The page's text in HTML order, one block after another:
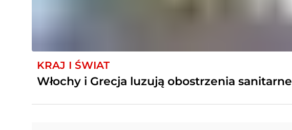
KRAJ I ŚWIAT
Włochy i Grecja luzują obostrzenia sanitarne